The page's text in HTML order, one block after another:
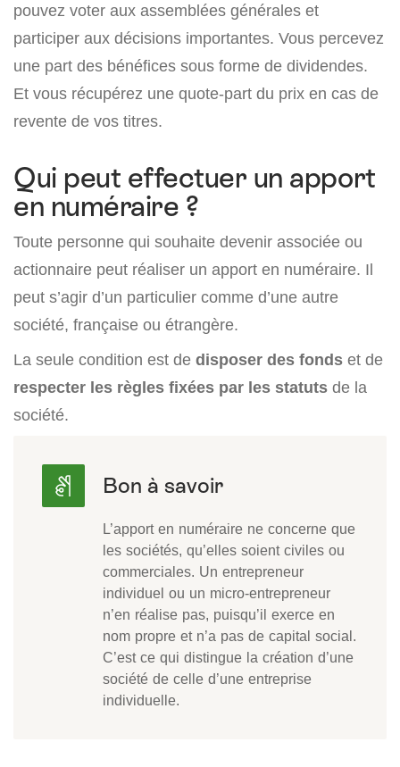
pouvez voter aux assemblées générales et
participer aux décisions importantes. Vous percevez
une part des bénéfices sous forme de dividendes.
Et vous récupérez une quote-part du prix en cas de
revente de vos titres.
Qui peut effectuer un apport
en numéraire ?
Toute personne qui souhaite devenir associée ou
actionnaire peut réaliser un apport en numéraire. Il
peut s’agir d’un particulier comme d’une autre
société, française ou étrangère.
La seule condition est de disposer des fonds et de
respecter les règles fixées par les statuts de la
société.
L’apport en numéraire ne concerne que
les sociétés, qu’elles soient civiles ou
commerciales. Un entrepreneur
individuel ou un micro-entrepreneur
n’en réalise pas, puisqu’il exerce en
nom propre et n’a pas de capital social.
C’est ce qui distingue la création d’une
société de celle d’une entreprise
individuelle.